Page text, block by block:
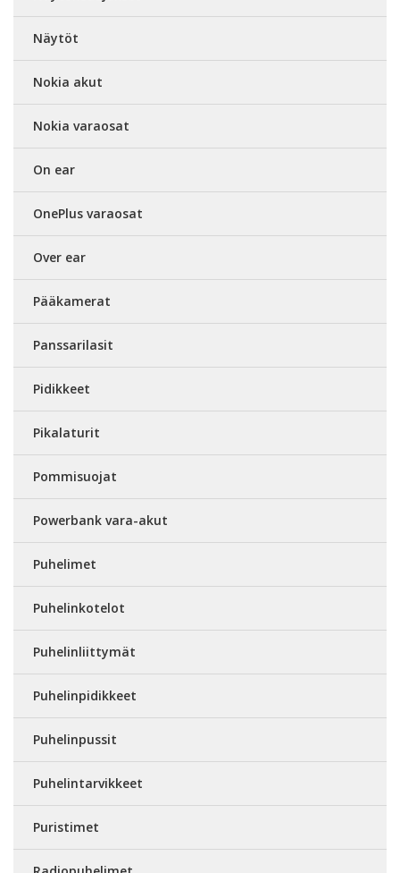
Näytöt
Nokia akut
Nokia varaosat
On ear
OnePlus varaosat
Over ear
Pääkamerat
Panssarilasit
Pidikkeet
Pikalaturit
Pommisuojat
Powerbank vara-akut
Puhelimet
Puhelinkotelot
Puhelinliittymät
Puhelinpidikkeet
Puhelinpussit
Puhelintarvikkeet
Puristimet